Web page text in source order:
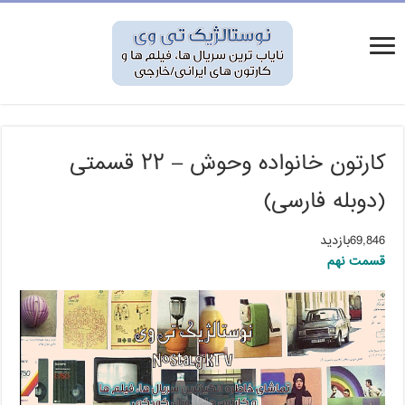
کارتون خانواده وحوش – ۲۲ قسمتی
(دوبله فارسی)
69,846بازدید
قسمت نهم